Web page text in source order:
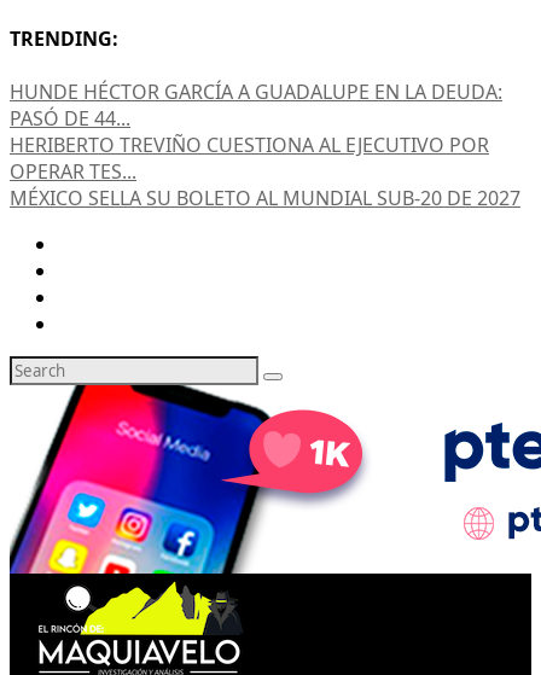
TRENDING:
HUNDE HÉCTOR GARCÍA A GUADALUPE EN LA DEUDA:
PASÓ DE 44...
HERIBERTO TREVIÑO CUESTIONA AL EJECUTIVO POR
OPERAR TES...
MÉXICO SELLA SU BOLETO AL MUNDIAL SUB-20 DE 2027